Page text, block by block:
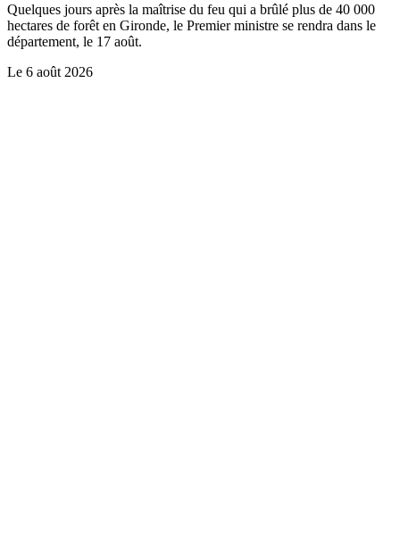
Quelques jours après la maîtrise du feu qui a brûlé plus de 40 000
hectares de forêt en Gironde, le Premier ministre se rendra dans le
département, le 17 août.
Le 6 août 2026